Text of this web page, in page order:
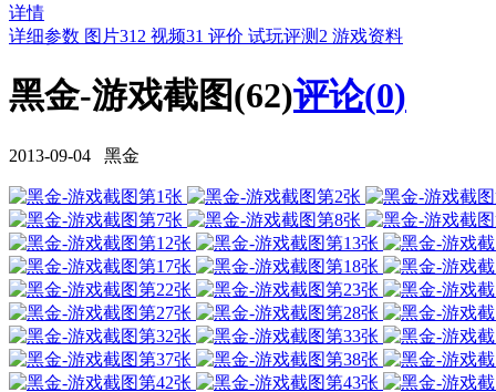
详情
详细参数 图片312 视频31 评价 试玩评测 2 游戏资料
黑金-游戏截图(62)评论(0)
2013-09-04 黑金